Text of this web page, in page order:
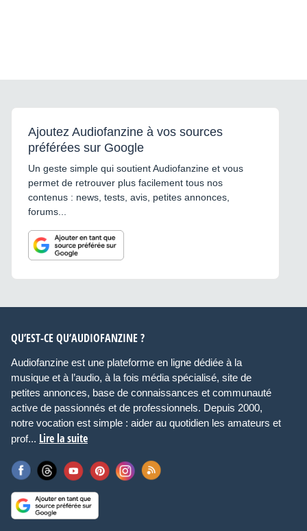
Ajoutez Audiofanzine à vos sources
préférées sur Google
Un geste simple qui soutient Audiofanzine et vous
permet de retrouver plus facilement tous nos
contenus : news, tests, avis, petites annonces,
forums...
QU’EST-CE QU’AUDIOFANZINE ?
Audiofanzine est une plateforme en ligne dédiée à la
musique et à l’audio, à la fois média spécialisé, site de
petites annonces, base de connaissances et communauté
active de passionnés et de professionnels. Depuis 2000,
notre vocation est simple : aider au quotidien les amateurs et
prof... Lire la suite